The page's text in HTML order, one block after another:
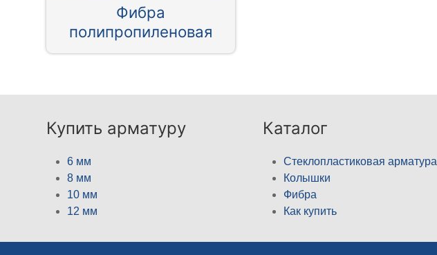
Фибра
полипропиленовая
Купить арматуру
6 мм
8 мм
10 мм
12 мм
Каталог
Стеклопластиковая арматура
Колышки
Фибра
Как купить